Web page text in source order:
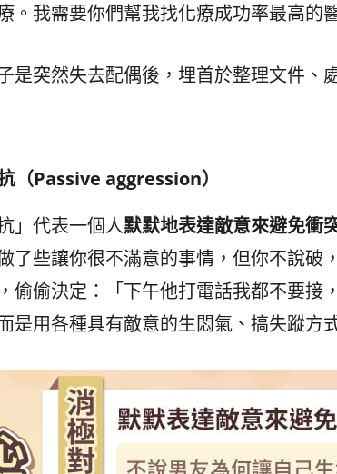
。我需要你們幫我找化療成功率最高的
是突然失去配偶後，埋首於整理文件、
（Passive aggression）
」代表一個人默默地表達敵意來避免衝
了些讓你很不滿意的事情，但你不說破
偷偷決定：「下午他打電話我都不要接
是用各種具有敵意的生悶氣、搞失蹤方